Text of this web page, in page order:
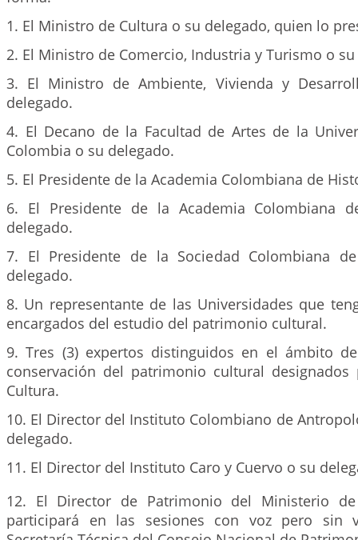
1. El Ministro de Cultura o su delegado, quien lo
2. El Ministro de Comercio, Industria y Turismo o
3. El Ministro de Ambiente, Vivienda y
delegado.
4. El Decano de la Facultad de Artes de la
Colombia o su delegado.
5. El Presidente de la Academia Colombiana de
6. El Presidente de la Academia Colombiana
delegado.
7. El Presidente de la Sociedad Colombiana
delegado.
8. Un representante de las Universidades que
encargados del estudio del patrimonio cultural.
9. Tres (3) expertos distinguidos en el ámbito
conservación del patrimonio cultural
Cultura.
10. El Director del Instituto Colombiano de
delegado.
11. El Director del Instituto Caro y Cuervo o su
12. El Director de Patrimonio del Ministerio
participará en las sesiones con voz pero sin